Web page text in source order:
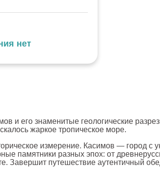
нет
и его знаменитые геологические
жаркое тропическое море.
измерение. Касимов — город с
памятники разных эпох: от
Завершит путешествие аутентичный